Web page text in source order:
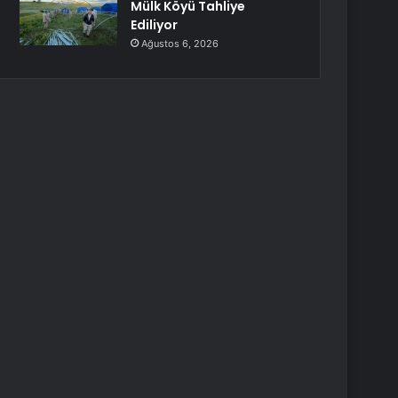
Mülk Köyü Tahliye
Ediliyor
Ağustos 6, 2026